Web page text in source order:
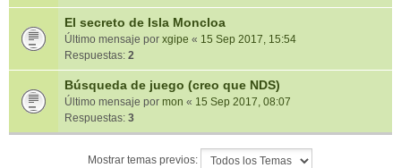
El secreto de Isla Moncloa
Último mensaje por xgipe « 15 Sep 2017, 15:54
Respuestas: 2
Búsqueda de juego (creo que NDS)
Último mensaje por mon « 15 Sep 2017, 08:07
Respuestas: 3
Mostrar temas previos: